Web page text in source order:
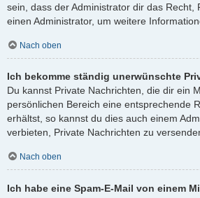
sein, dass der Administrator dir das
einen Administrator, um weitere
Nach oben
Ich bekomme ständig unerwünschte
Du kannst Private Nachrichten, die dir ein
persönlichen Bereich eine entsprechende
erhältst, so kannst du dies auch einem
verbieten, Private Nachrichten zu
Nach oben
Ich habe eine Spam-E-Mail von einem